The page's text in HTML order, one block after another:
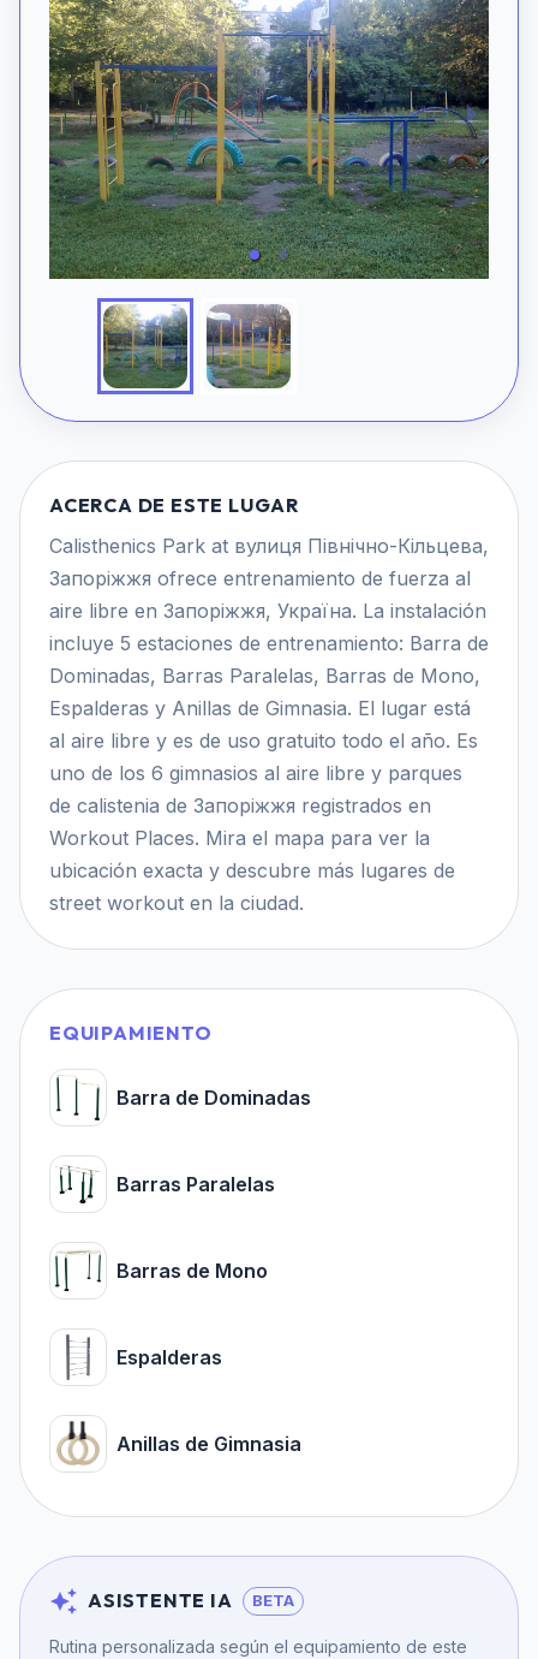
ACERCA DE ESTE LUGAR
Calisthenics Park at вулиця Північно-Кільцева,
Запоріжжя ofrece entrenamiento de fuerza al
aire libre en Запоріжжя, Україна. La instalación
incluye 5 estaciones de entrenamiento: Barra de
Dominadas, Barras Paralelas, Barras de Mono,
Espalderas y Anillas de Gimnasia. El lugar está
al aire libre y es de uso gratuito todo el año. Es
uno de los 6 gimnasios al aire libre y parques
de calistenia de Запоріжжя registrados en
Workout Places. Mira el mapa para ver la
ubicación exacta y descubre más lugares de
street workout en la ciudad.
EQUIPAMIENTO
Barra de Dominadas
Barras Paralelas
Barras de Mono
Espalderas
Anillas de Gimnasia
ASISTENTE IA BETA
Rutina personalizada según el equipamiento de este